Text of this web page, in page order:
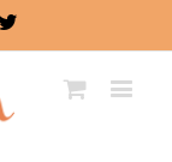
Twitter